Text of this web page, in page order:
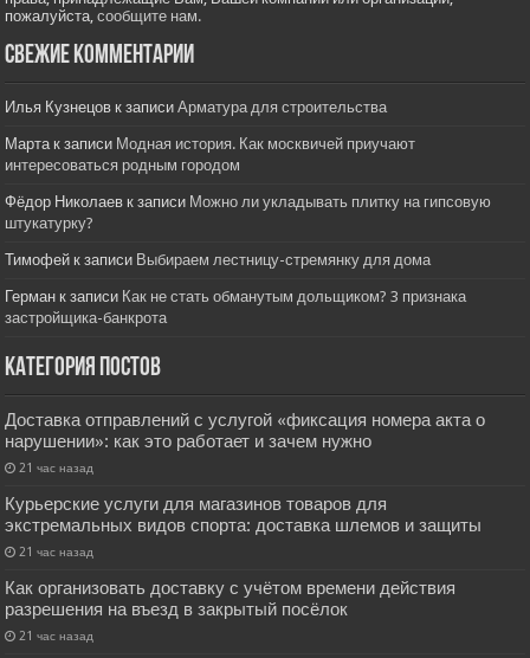
пожалуйста,сообщите нам.
Свежие комментарии
Илья Кузнецов к записиАрматура для строительства
Марта к записи Модная история. Как москвичей приучают
интересоваться родным городом
Фёдор Николаев к записи Можно ли укладывать плитку на гипсовую
штукатурку?
Тимофей к записи Выбираем лестницу-стремянку для дома
Герман к записи Как не стать обманутым дольщиком? 3 признака
застройщика-банкрота
Категория постов
Доставка отправлений с услугой «фиксация номера акта о
нарушении»: как это работает и зачем нужно
21 час назад
Курьерские услуги для магазинов товаров для
экстремальных видов спорта: доставка шлемов и защиты
21 час назад
Как организовать доставку с учётом времени действия
разрешения на въезд в закрытый посёлок
21 час назад